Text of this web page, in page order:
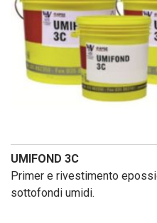
UMIFOND 3C
Primer e rivestimento
sottofondi umidi.